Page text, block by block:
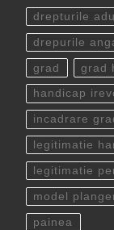
drepturile
drepurile
grad grad
handicap
incadrare
legitimatie
legitimatie
model
painea